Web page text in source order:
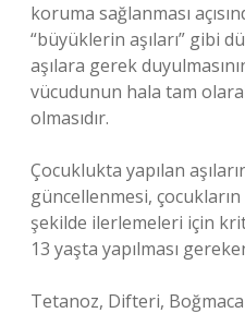
koruma sağlanması
“büyüklerin aşıları” gibi
aşılara gerek
vücudunun hala tam
olmasıdır.
Çocuklukta yapılan
güncellenmesi,
şekilde ilerlemeleri için
13 yaşta yapılması
Tetanoz, Difteri, Boğmaca